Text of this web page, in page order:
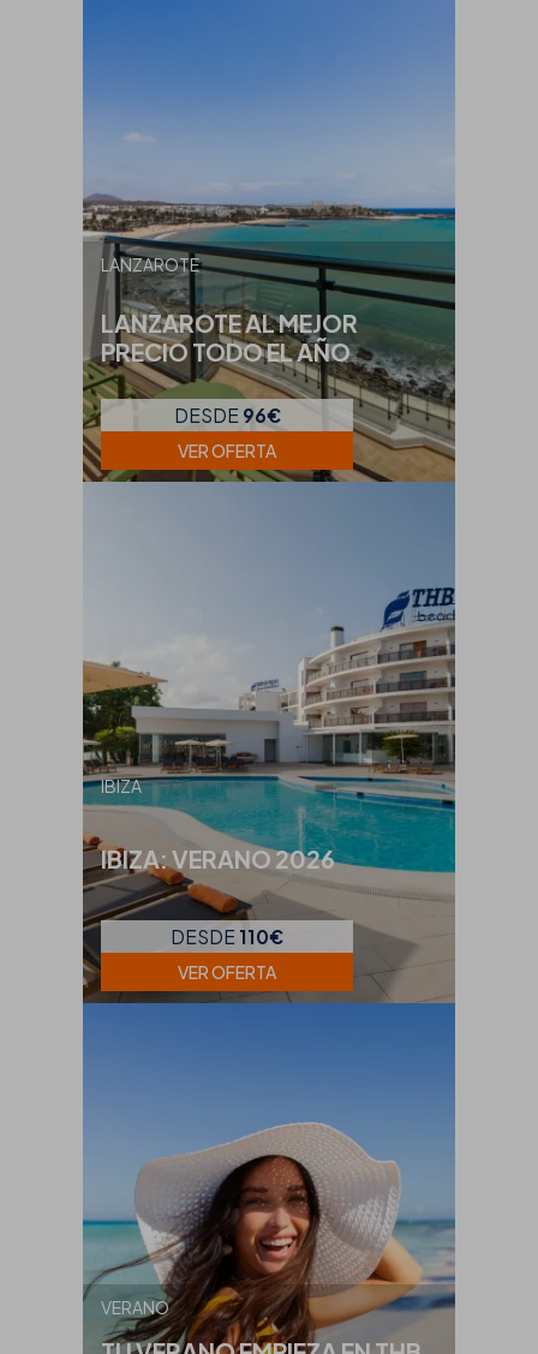
LANZAROTE
LANZAROTE AL MEJOR
PRECIO TODO EL AÑO
DESDE 96€
VER OFERTA
IBIZA
IBIZA: VERANO 2026
DESDE 110€
VER OFERTA
VERANO